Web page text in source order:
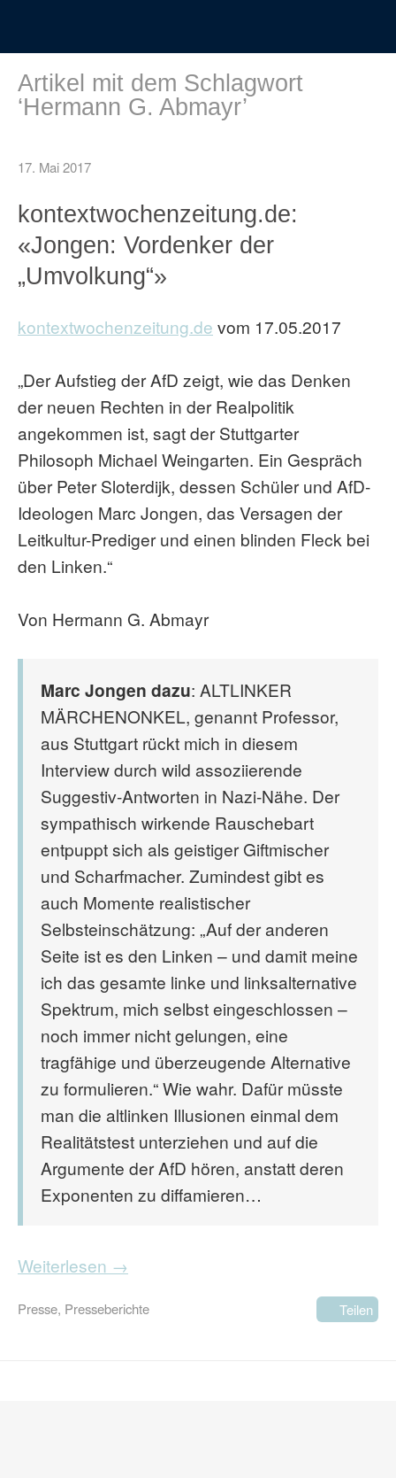
Artikel mit dem Schlagwort
‘Hermann G. Abmayr’
17. Mai 2017
kontextwochenzeitung.de:
«Jongen: Vordenker der
„Umvolkung“»
kontextwochenzeitung.de vom 17.05.2017
„Der Aufstieg der AfD zeigt, wie das Denken
der neuen Rechten in der Realpolitik
angekommen ist, sagt der Stuttgarter
Philosoph Michael Weingarten. Ein Gespräch
über Peter Sloterdijk, dessen Schüler und AfD-
Ideologen Marc Jongen, das Versagen der
Leitkultur-Prediger und einen blinden Fleck bei
den Linken.“
Von Hermann G. Abmayr
Marc Jongen dazu: ALTLINKER
MÄRCHENONKEL, genannt Professor,
aus Stuttgart rückt mich in diesem
Interview durch wild assoziierende
Suggestiv-Antworten in Nazi-Nähe. Der
sympathisch wirkende Rauschebart
entpuppt sich als geistiger Giftmischer
und Scharfmacher. Zumindest gibt es
auch Momente realistischer
Selbsteinschätzung: „Auf der anderen
Seite ist es den Linken – und damit meine
ich das gesamte linke und linksalternative
Spektrum, mich selbst eingeschlossen –
noch immer nicht gelungen, eine
tragfähige und überzeugende Alternative
zu formulieren.“ Wie wahr. Dafür müsste
man die altlinken Illusionen einmal dem
Realitätstest unterziehen und auf die
Argumente der AfD hören, anstatt deren
Exponenten zu diffamieren…
Weiterlesen →
Presse, Presseberichte Teilen